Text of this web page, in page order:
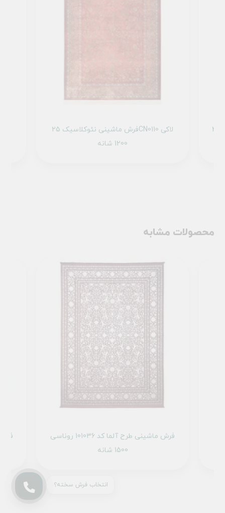
فرش ماشینی نئوکلاسیک 25CN0110 لاکی
1200 شانه
فرش ماشینی میراث کد 25NM0000 خزه ای
محصولات مشابه
فرش ماشینی طرح آلما کد 101036 روناسی
1500 شانه
انتخاب فرش سخته؟